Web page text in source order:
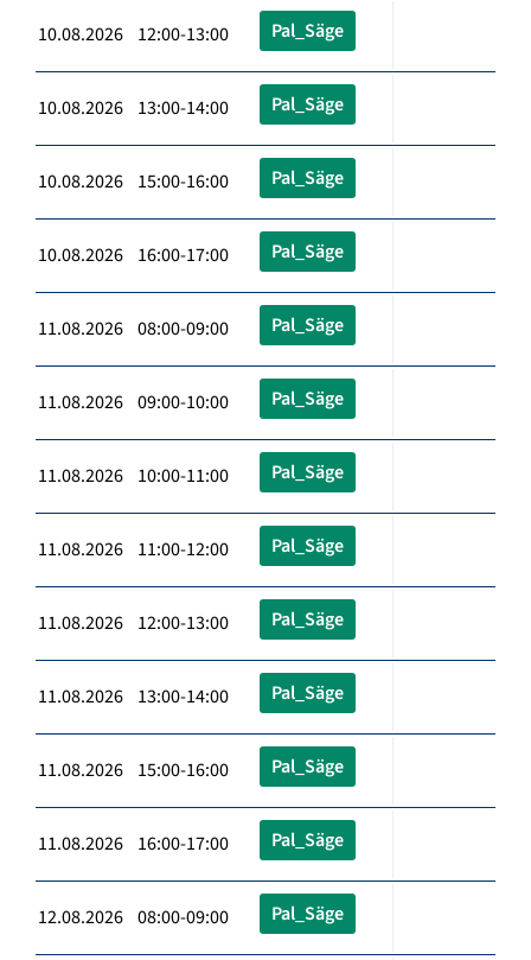
10.08.2026 12:00-13:00 Pal_Säge
10.08.2026 13:00-14:00 Pal_Säge
10.08.2026 15:00-16:00 Pal_Säge
10.08.2026 16:00-17:00 Pal_Säge
11.08.2026 08:00-09:00 Pal_Säge
11.08.2026 09:00-10:00 Pal_Säge
11.08.2026 10:00-11:00 Pal_Säge
11.08.2026 11:00-12:00 Pal_Säge
11.08.2026 12:00-13:00 Pal_Säge
11.08.2026 13:00-14:00 Pal_Säge
11.08.2026 15:00-16:00 Pal_Säge
11.08.2026 16:00-17:00 Pal_Säge
12.08.2026 08:00-09:00 Pal_Säge